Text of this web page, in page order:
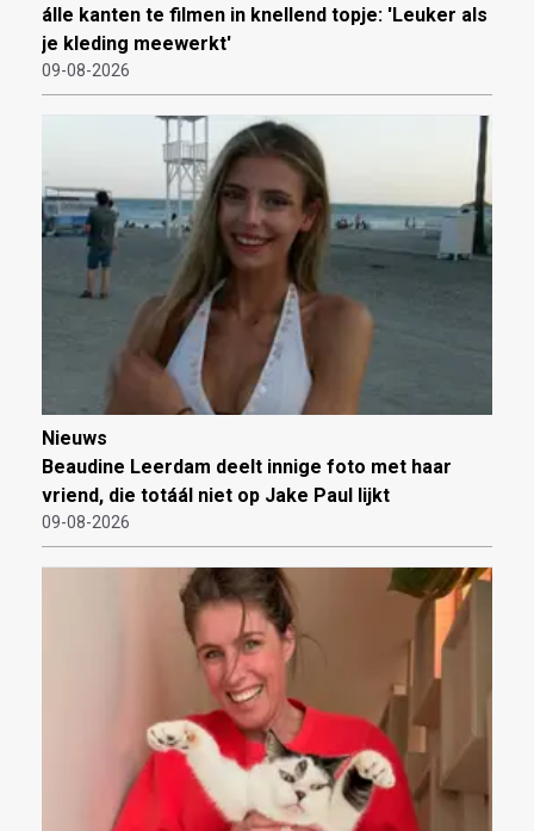
álle kanten te filmen in knellend topje: 'Leuker als
je kleding meewerkt'
09-08-2026
Nieuws
Beaudine Leerdam deelt innige foto met haar
vriend, die totáál niet op Jake Paul lijkt
09-08-2026